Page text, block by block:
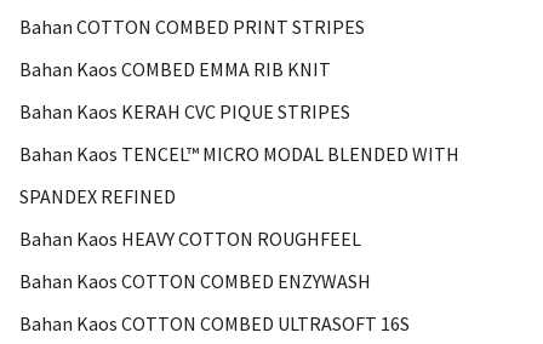
Bahan COTTON COMBED PRINT STRIPES
Bahan Kaos COMBED EMMA RIB KNIT
Bahan Kaos KERAH CVC PIQUE STRIPES
Bahan Kaos TENCEL™ MICRO MODAL BLENDED WITH
SPANDEX REFINED
Bahan Kaos HEAVY COTTON ROUGHFEEL
Bahan Kaos COTTON COMBED ENZYWASH
Bahan Kaos COTTON COMBED ULTRASOFT 16S